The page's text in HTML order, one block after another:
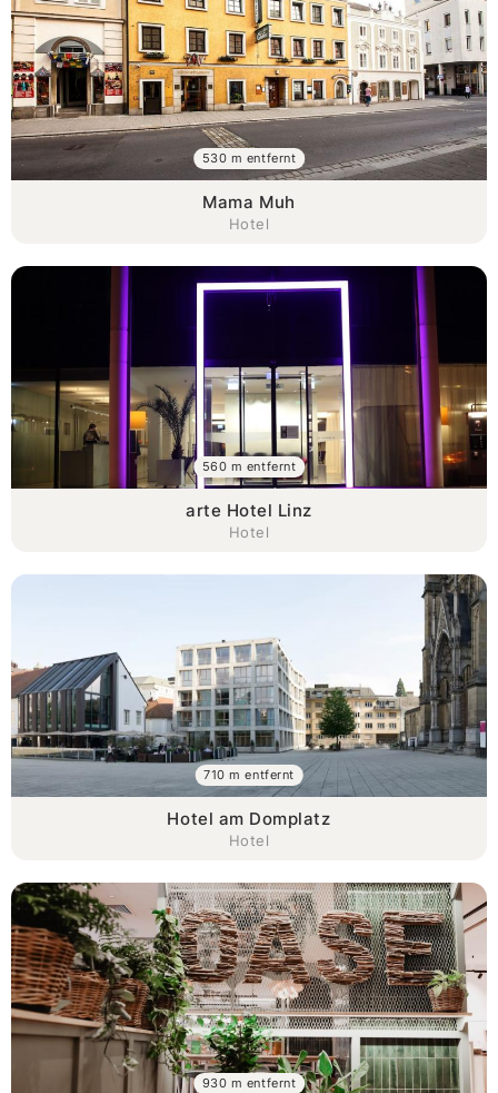
Mama Muh
Hotel
530 m entfernt
arte Hotel Linz
Hotel
560 m entfernt
Hotel am Domplatz
Hotel
710 m entfernt
930 m entfernt